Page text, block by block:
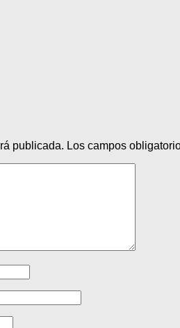
publicada. Los campos